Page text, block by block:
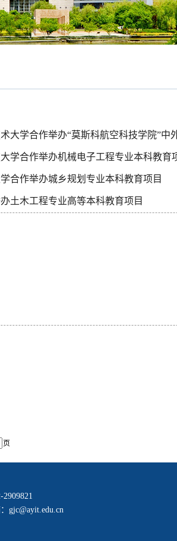
大学合作举办“莫斯科航空科技学院”中
学合作举办机械电子工程专业本科教育
合作举办城乡规划专业本科教育项目
土木工程专业高等本科教育项目
页
2909821
gjc@ayit.edu.cn